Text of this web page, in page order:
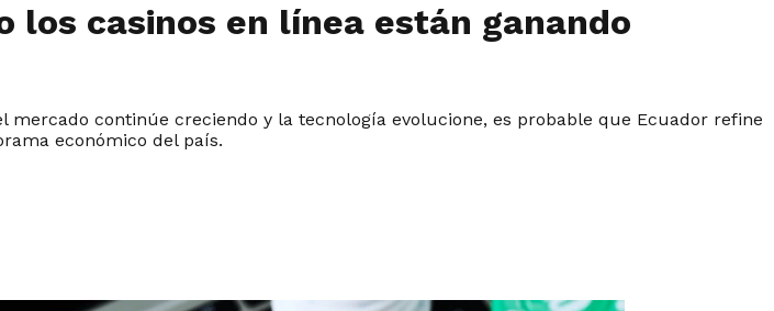
los casinos en línea están ganando
continúe creciendo y la tecnología evolucione, es probable que Ecuador refine
económico del país.